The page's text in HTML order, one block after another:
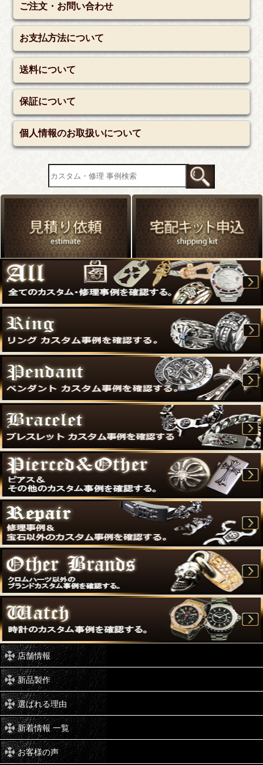
ご注文・お問い合わせ
お支払方法について
送料について
保証について
個人情報のお取扱いについて
店舗情報
新品製作
選ばれる理由
新着情報 一覧
お客様の声